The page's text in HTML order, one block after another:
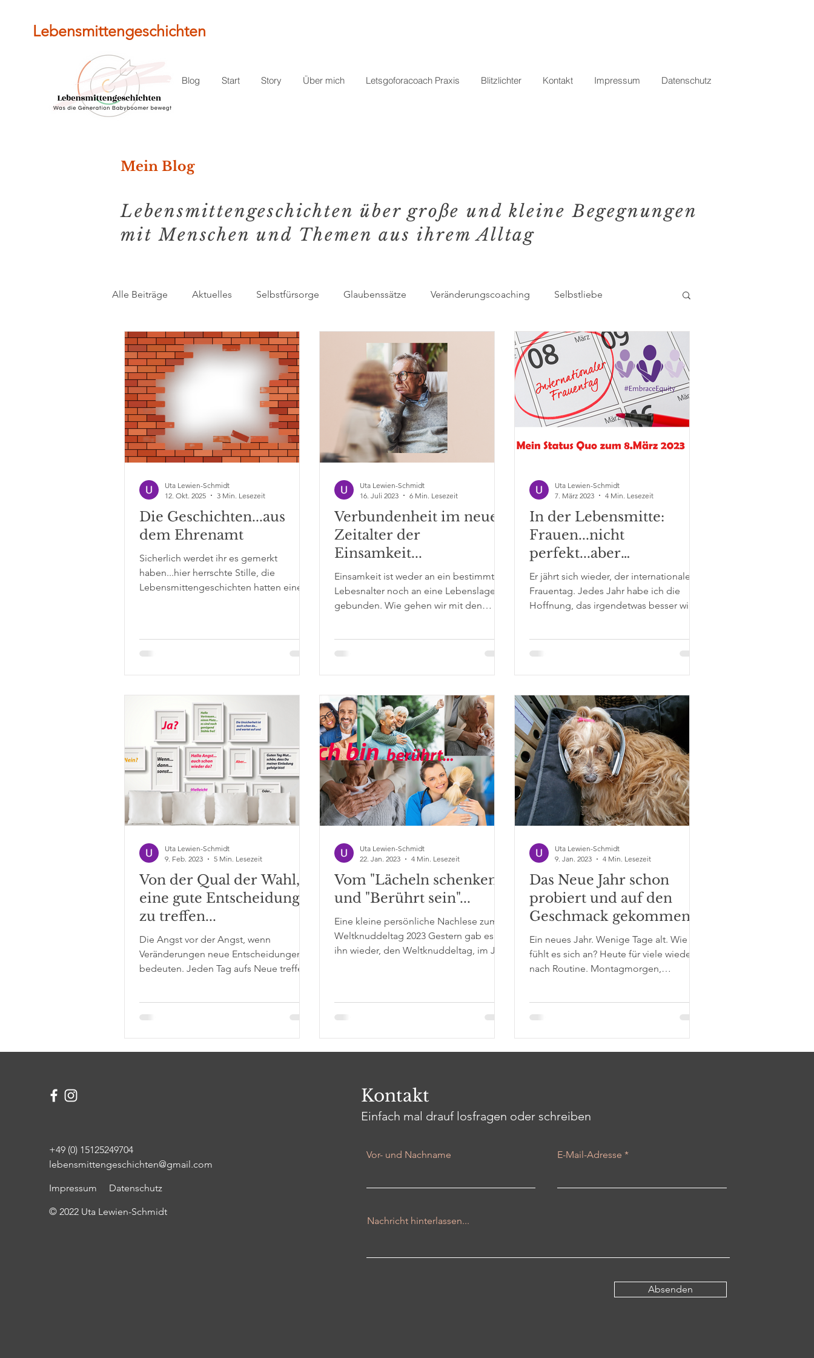
Lebensmittengeschichten
Blog Start Story Über mich Letsgoforacoach Praxis Blitzlichter Kontakt Impressum Datenschutz
Mein Blog
Lebensmittengeschichten über große und kleine Begegnungen
mit Menschen und Themen aus ihrem Alltag
Alle Beiträge Aktuelles Selbstfürsorge Glaubenssätze Veränderungscoaching Selbstliebe
Frauenpower Älterwerden Vorbild Leben in Baunatal
Die Geschichten...aus
dem Ehrenamt
Sicherlich werdet ihr es gemerkt
haben...hier herrschte Stille, die
Lebensmittengeschichten hatten eine
hinter die Kulissen des Ehrenamtes
geworfen. Daher heute: Erkenntnisse
Nachbarschaftshilfe und dem Projekt im
Kampf gegen Einsamkeit "Baunataler
Schnuddelbank". Seit mehr als zwei
Jahren engagier
Uta Lewien-Schmidt
12. Okt. 2025
3 Min. Lesezeit
Verbundenheit im neuen
Zeitalter der
Einsamkeit...
Einsamkeit ist weder an ein bestimmtes
Lebesnalter noch an eine Lebenslage
gebunden. Wie gehen wir mit den
Uta Lewien-Schmidt
16. Juli 2023
6 Min. Lesezeit
In der Lebensmitte:
Frauen...nicht
perfekt...aber
selbstbestimmt...mutig...s
tark...und wunderbar...
Er jährt sich wieder, der internationale
Frauentag. Jedes Jahr habe ich die
Hoffnung, das irgendetwas besser wird.
Uta Lewien-Schmidt
7. März 2023
4 Min. Lesezeit
Von der Qual der Wahl,
eine gute Entscheidung
zu treffen...
Die Angst vor der Angst, wenn
Veränderungen neue Entscheidungen
bedeuten. Jeden Tag aufs Neue treffen
Uta Lewien-Schmidt
9. Feb. 2023
5 Min. Lesezeit
Vom "Lächeln schenken"
und "Berührt sein"...
Eine kleine persönliche Nachlese zum
Weltknuddeltag 2023 Gestern gab es
ihn wieder, den Weltknuddeltag, im Jahr
Uta Lewien-Schmidt
22. Jan. 2023
4 Min. Lesezeit
Das Neue Jahr schon
probiert und auf den
Geschmack gekommen?
Ein neues Jahr. Wenige Tage alt. Wie
fühlt es sich an? Heute für viele wieder
nach Routine. Montagmorgen,
Uta Lewien-Schmidt
9. Jan. 2023
4 Min. Lesezeit
+49 (0) 15125249704
lebensmittengeschichten@gmail.com
Impressum Datenschutz
© 2022 Uta Lewien-Schmidt
Kontakt
Einfach mal drauf losfragen oder schreiben
Vor- und Nachname E-Mail-Adresse
Nachricht hinterlassen...
Absenden